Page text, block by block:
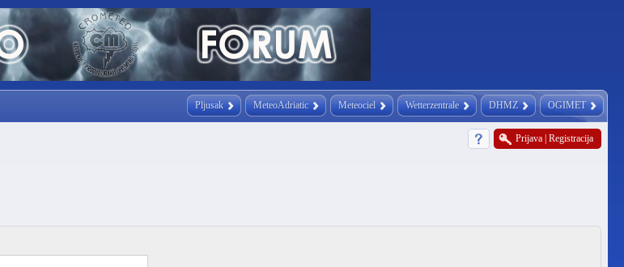
Pljusak MeteoAdriatic Meteociel Wetterzentrale DHMZ OGIMET
Prijava Registracija